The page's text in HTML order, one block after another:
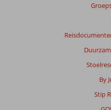
By
Stip